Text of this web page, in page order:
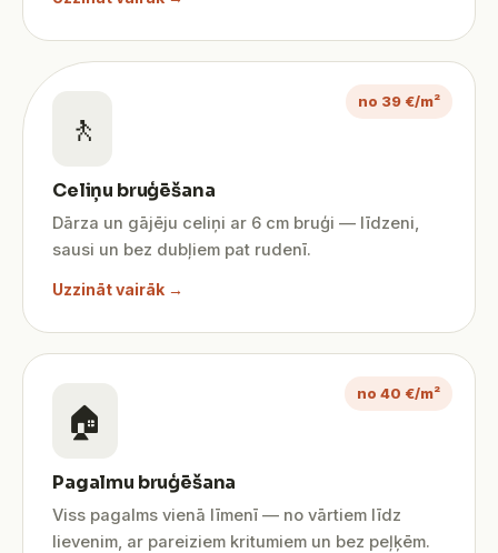
no 39 €/m²
🚶
Celiņu bruģēšana
Dārza un gājēju celiņi ar 6 cm bruģi — līdzeni,
sausi un bez dubļiem pat rudenī.
Uzzināt vairāk →
no 40 €/m²
🏠
Pagalmu bruģēšana
Viss pagalms vienā līmenī — no vārtiem līdz
lievenim, ar pareiziem kritumiem un bez peļķēm.